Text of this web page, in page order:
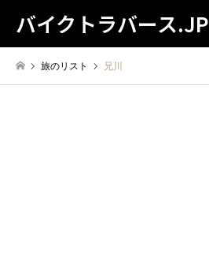
バイクトラバース.JP
旅のリスト 兄川